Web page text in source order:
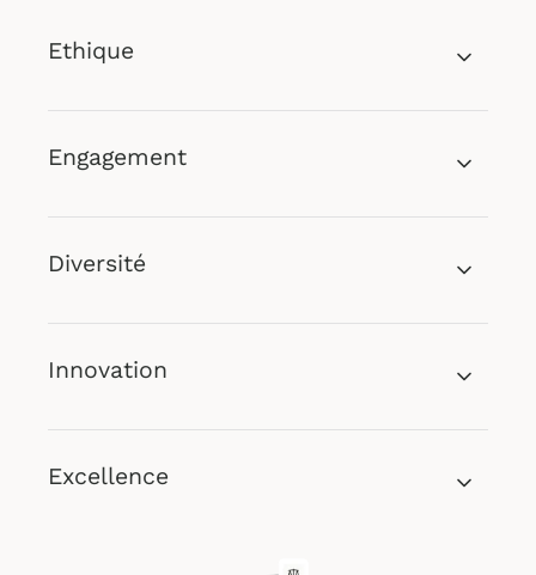
Ethique
Engagement
Diversité
Innovation
Excellence